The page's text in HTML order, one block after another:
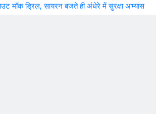
मॉक ड्रिल, सायरन बजते ही अंधेरे में सुरक्षा अभ्यास